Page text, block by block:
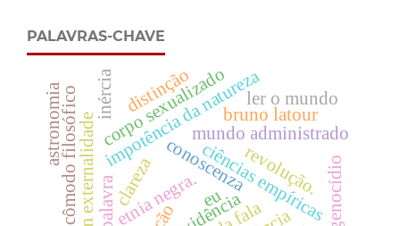
PALAVRAS-CHAVE
conoscenza
etnia negra.evidência
impotência da natureza
ciências empíricas
mundo administrado
corpo sexualizado
genocídio
bruno latour
distinção
incômodo filosófico ler o mundo
palavra
revolução.
astronomia
clareza
inércia
eu